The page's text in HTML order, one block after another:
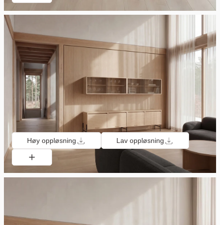
Høy oppløsning Lav oppløsning